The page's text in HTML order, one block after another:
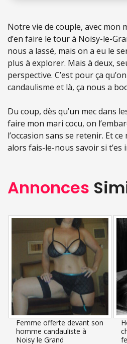
Notre vie de couple, avec mon
d’en faire le tour à Noisy-le-
nous a lassé, mais on a eu le
plus à explorer. Mais à deux,
perspective. C’est pour ça
candaulisme et là, ça nous a
Du coup, dès qu’un mec dans
faire mon mari cocu, on
l’occasion sans se retenir. Et
alors fais-le-nous savoir si t’es
Annonces
Femme offerte devant son
homme candauliste à
Noisy le Grand